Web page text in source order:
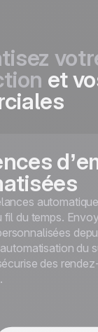
et
fil du temps.
du
des